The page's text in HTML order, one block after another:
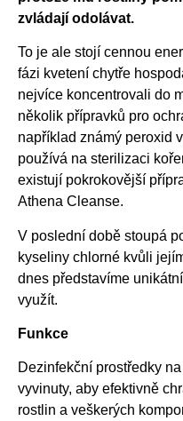
zvládají odolávat.
To je ale stojí cennou
fázi kvetení chytře
nejvíce koncentrovali do
několik přípravků pro
například známý peroxid
používá na sterilizaci
existují pokrokovější
Athena Cleanse.
V poslední době stoupá
kyseliny chlorné kvůli
dnes představíme
využít.
Funkce
Dezinfekční prostředky
vyvinuty, aby efektivně
rostlin a veškerých